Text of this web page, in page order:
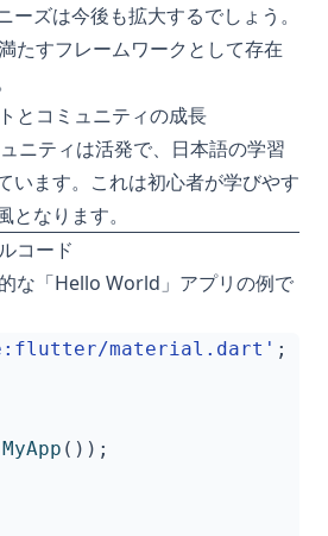
ーズは今後も拡大するでしょう。
たすフレームワークとして存在
とコミュニティの成長
ニティは活発で、日本語の学習
います。これは初心者が学びやす
なります。
コード
な「Hello World」アプリの例で
material.dart' ;
MyApp ());